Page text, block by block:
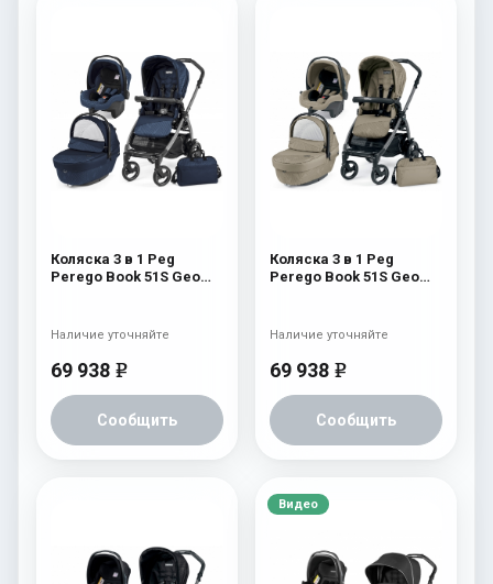
Коляска 3 в 1 Peg
Perego Book 51S Geo
69 938 e
Сообщить
Наличие уточняйте
Коляска 3 в 1 Peg
Perego Book 51S Geo
69 938 e
Сообщить
Наличие уточняйте
Видео